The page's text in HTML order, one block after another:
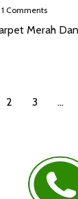
1 Comments
Merah
2 3 …